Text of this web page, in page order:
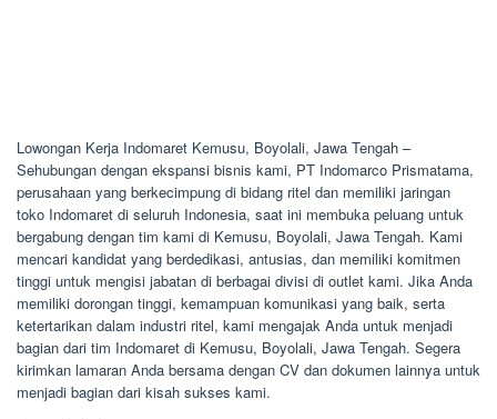
Lowongan Kerja Indomaret Kemusu, Boyolali, Jawa Tengah –
Sehubungan dengan ekspansi bisnis kami, PT Indomarco Prismatama,
perusahaan yang berkecimpung di bidang ritel dan memiliki jaringan
toko Indomaret di seluruh Indonesia, saat ini membuka peluang untuk
bergabung dengan tim kami di Kemusu, Boyolali, Jawa Tengah. Kami
mencari kandidat yang berdedikasi, antusias, dan memiliki komitmen
tinggi untuk mengisi jabatan di berbagai divisi di outlet kami. Jika Anda
memiliki dorongan tinggi, kemampuan komunikasi yang baik, serta
ketertarikan dalam industri ritel, kami mengajak Anda untuk menjadi
bagian dari tim Indomaret di Kemusu, Boyolali, Jawa Tengah. Segera
kirimkan lamaran Anda bersama dengan CV dan dokumen lainnya untuk
menjadi bagian dari kisah sukses kami.